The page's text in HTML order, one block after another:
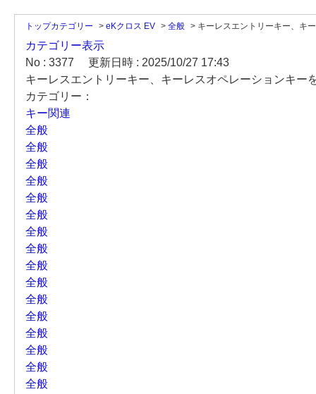
トップカテゴリー > eKクロス EV > 全般 > キーレスエントリーキー、キ
カテゴリー表示
No : 3377
更新日時 : 2025/10/27 17:43
キーレスエントリーキー、キーレスオペレーションキ
カテゴリー：
キー関連
全般
全般
全般
全般
全般
全般
全般
全般
全般
全般
全般
全般
全般
全般
全般
全般